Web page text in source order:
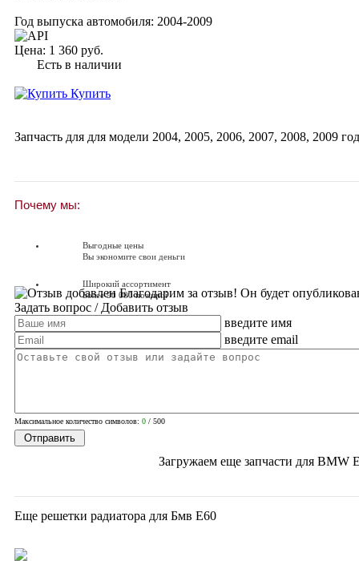
Год выпуска автомобиля: 2004-2009
Цена: 1 360 руб.
Есть в наличии
Купить
Запчасть для для модели 2004, 2005, 2006, 2007, 2008, 2009
Почему мы:
Выгодные цены
Вы экономите свои деньги
Широкий ассортимент
Более 90 000 позиций
Доставка по России от 250 руб.
Вопросы? Звоните!
Благодарим за отзыв! Он будет
Задать вопрос / Добавить отзыв
введите имя
введите email
Максимальное количество символов: 0 / 500
Загружаем еще запчасти для BMW
Еще решетки радиатора для Бмв Е60